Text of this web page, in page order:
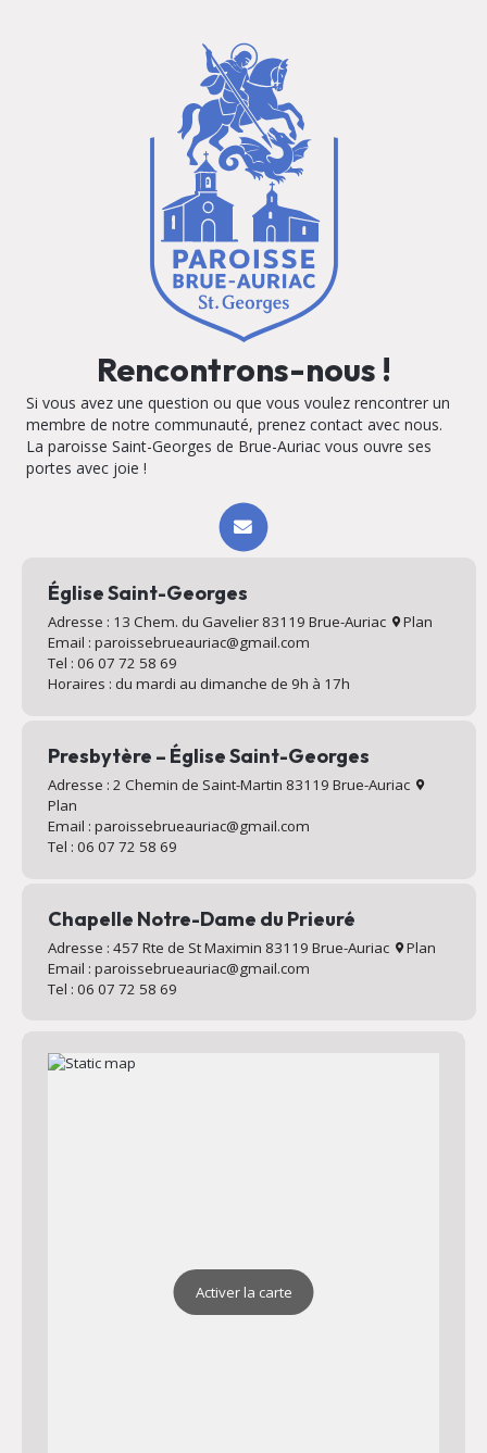
Rencontrons-nous !
Si vous avez une question ou que vous voulez rencontrer un
membre de notre communauté, prenez contact avec nous.
La paroisse Saint-Georges de Brue-Auriac vous ouvre ses
portes avec joie !
Église Saint-Georges
Adresse : 13 Chem. du Gavelier 83119 Brue-Auriac
Plan
Email : paroissebrueauriac@gmail.com
Tel : 06 07 72 58 69
Horaires : du mardi au dimanche de 9h à 17h
Presbytère – Église Saint-Georges
Adresse : 2 Chemin de Saint-Martin 83119 Brue-Auriac
Plan
Email : paroissebrueauriac@gmail.com
Tel : 06 07 72 58 69
Chapelle Notre-Dame du Prieuré
Adresse : 457 Rte de St Maximin 83119 Brue-Auriac
Plan
Email : paroissebrueauriac@gmail.com
Tel : 06 07 72 58 69
Activer la carte